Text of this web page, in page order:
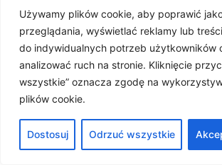
Używamy plików cookie, aby poprawić
przeglądania, wyświetlać reklamy lub
do indywidualnych potrzeb użytkowników
analizować ruch na stronie. Kliknięcie
wszystkie” oznacza zgodę na
plików cookie.
Dostosuj Odrzuć wszystkie
Jak otworzyć zatrzaśnięte drzwi:
otwierania awaryjnego